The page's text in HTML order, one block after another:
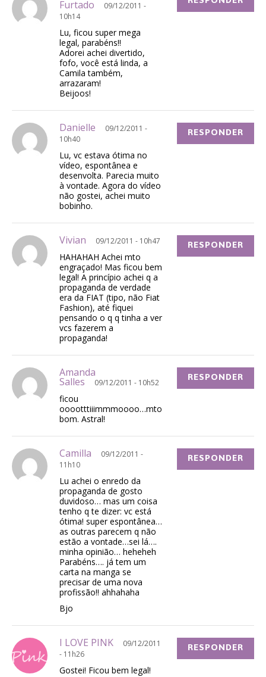
Furtado
09/12/2011 -
10h14
Lu, ficou super mega
legal, parabéns!!
Adorei achei divertido,
fofo, você está linda, a
Camila também,
arrazaram!
Beijoos!
Danielle
09/12/2011 -
10h40
Lu, vc estava ótima no
vídeo, espontânea e
desenvolta. Parecia muito
à vontade. Agora do vídeo
não gostei, achei muito
bobinho.
RESPONDER
Vivian 09/12/2011 - 10h47
HAHAHAH Achei mto
engraçado! Mas ficou bem
legal! A princípio achei q a
propaganda de verdade
era da FIAT (tipo, não Fiat
Fashion), até fiquei
pensando o q q tinha a ver
vcs fazerem a
propaganda!
RESPONDER
Amanda
Salles 09/12/2011 - 10h52
ficou
ooootttiiimmmoooo…mto
bom. Astral!
RESPONDER
Camilla
09/12/2011 -
11h10
Lu achei o enredo da
propaganda de gosto
duvidoso… mas um coisa
tenho q te dizer: vc está
ótima! super espontânea…
as outras parecem q não
estão a vontade…sei lá….
minha opinião… heheheh
Parabéns…. já tem um
carta na manga se
precisar de uma nova
profissão!! ahhahaha
Bjo
RESPONDER
I LOVE PINK
09/12/2011
- 11h26
Gostei! Ficou bem legal!
RESPONDER